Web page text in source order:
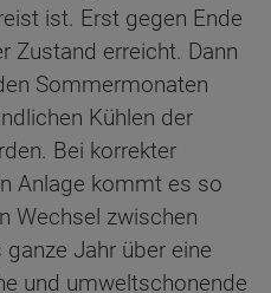
ist. Erst gegen Ende
Zustand erreicht. Dann
Sommermonaten
Kühlen der
Bei korrekter
Anlage kommt es so
Wechsel zwischen
Jahr über eine
und umweltschonende